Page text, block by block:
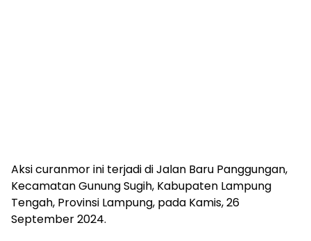
Aksi curanmor ini terjadi di Jalan Baru Panggungan,
Kecamatan Gunung Sugih, Kabupaten Lampung
Tengah, Provinsi Lampung, pada Kamis, 26
September 2024.